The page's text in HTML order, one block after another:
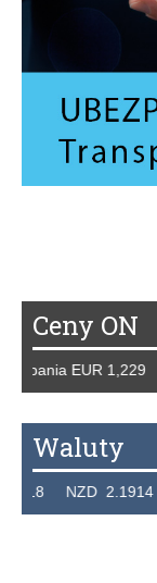
Ceny ON
1,229 WB
Waluty
2.1914